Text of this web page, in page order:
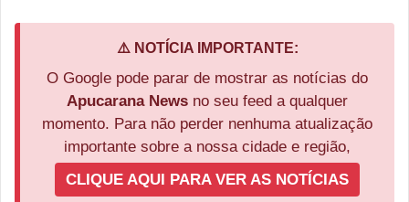
⚠️ NOTÍCIA IMPORTANTE:
O Google pode parar de mostrar as notícias do
Apucarana News no seu feed a qualquer
momento. Para não perder nenhuma atualização
importante sobre a nossa cidade e região,
CLIQUE AQUI PARA VER AS NOTÍCIAS